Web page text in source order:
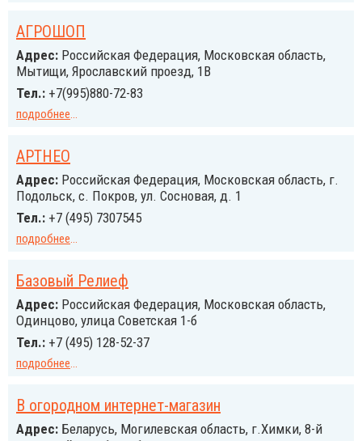
АГРОШОП
Адрес: Российcкая Федерация, Московская область,
Мытищи, Ярославский проезд, 1В
Тел.: +7(995)880-72-83
подробнее...
АРТНЕО
Адрес: Российcкая Федерация, Московская область, г.
Подольск, с. Покров, ул. Сосновая, д. 1
Тел.: +7 (495) 7307545
подробнее...
Базовый Релиеф
Адрес: Российcкая Федерация, Московская область,
Одинцово, улица Советская 1-б
Тел.: +7 (495) 128-52-37
подробнее...
В огородном интернет-магазин
Адрес: Беларусь, Могилевская область, г.Химки, 8-й